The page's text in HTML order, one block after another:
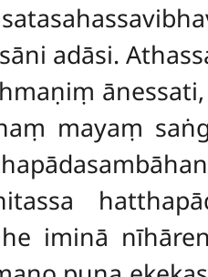
adāsi.
mayaṃ
iminā